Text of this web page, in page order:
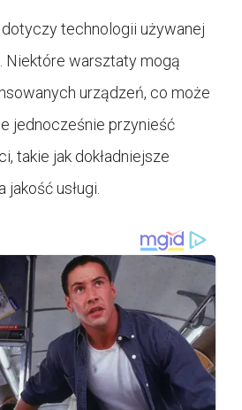
technologii używanej
. Niektóre warsztaty mogą
urządzeń, co może
jednocześnie przynieść
takie jak dokładniejsze
usługi.